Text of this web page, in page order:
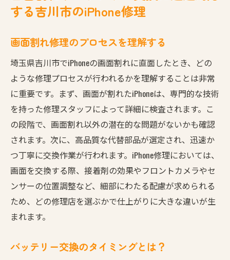
する吉川市のiPhone修理
画面割れ修理のプロセスを理解する
埼玉県吉川市でiPhoneの画面割れに直面したとき、どの
ような修理プロセスが行われるかを理解することは非常
に重要です。まず、画面が割れたiPhoneは、専門的な技術
を持った修理スタッフによって詳細に検査されます。こ
の段階で、画面割れ以外の潜在的な問題がないかも確認
されます。次に、高品質な代替部品が選定され、迅速か
つ丁寧に交換作業が行われます。iPhone修理においては、
画面を交換する際、接着剤の効果やフロントカメラやセ
ンサーの位置調整など、細部にわたる配慮が求められる
ため、どの修理店を選ぶかで仕上がりに大きな違いが生
まれます。
バッテリー交換のタイミングとは？